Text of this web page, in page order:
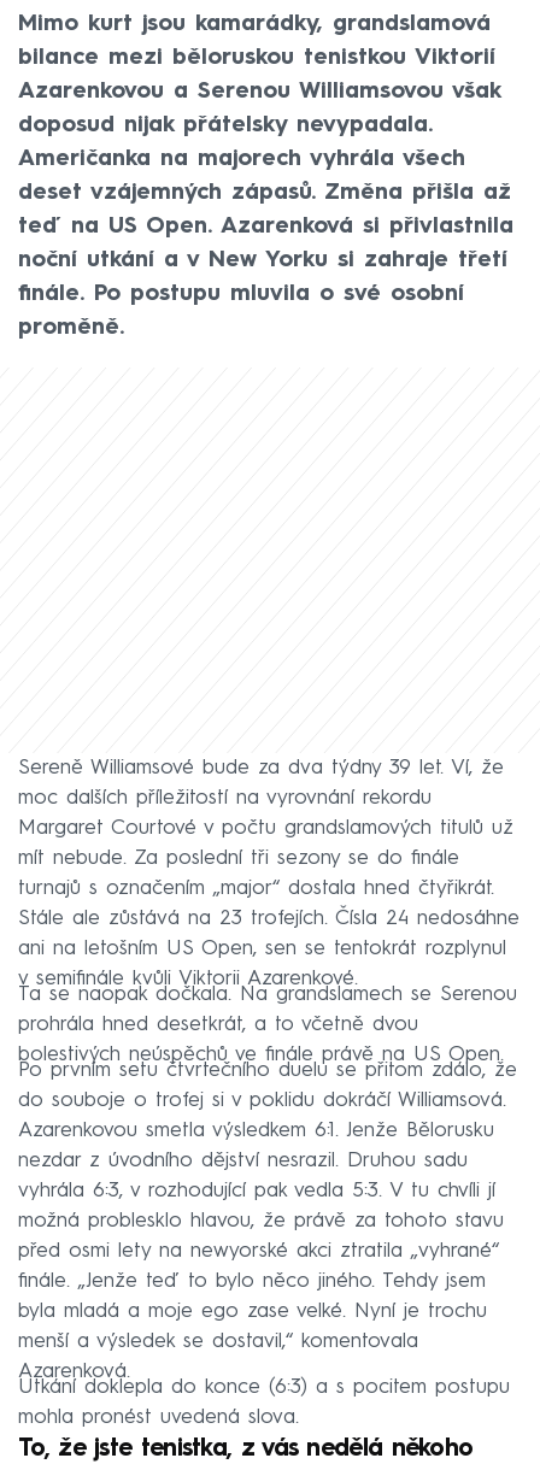
Mimo kurt jsou kamarádky, grandslamová
bilance mezi běloruskou tenistkou Viktorií
Azarenkovou a Serenou Williamsovou však
doposud nijak přátelsky nevypadala.
Američanka na majorech vyhrála všech
deset vzájemných zápasů. Změna přišla až
teď na US Open. Azarenková si přivlastnila
noční utkání a v New Yorku si zahraje třetí
finále. Po postupu mluvila o své osobní
proměně.
Sereně Williamsové bude za dva týdny 39 let. Ví, že
moc dalších příležitostí na vyrovnání rekordu
Margaret Courtové v počtu grandslamových titulů už
mít nebude. Za poslední tři sezony se do finále
turnajů s označením „major“ dostala hned čtyřikrát.
Stále ale zůstává na 23 trofejích. Čísla 24 nedosáhne
ani na letošním US Open, sen se tentokrát rozplynul
v semifinále kvůli Viktorii Azarenkové.
Ta se naopak dočkala. Na grandslamech se Serenou
prohrála hned desetkrát, a to včetně dvou
bolestivých neúspěchů ve finále právě na US Open.
Po prvním setu čtvrtečního duelu se přitom zdálo, že
do souboje o trofej si v poklidu dokráčí Williamsová.
Azarenkovou smetla výsledkem 6:1. Jenže Bělorusku
nezdar z úvodního dějství nesrazil. Druhou sadu
vyhrála 6:3, v rozhodující pak vedla 5:3. V tu chvíli jí
možná problesklo hlavou, že právě za tohoto stavu
před osmi lety na newyorské akci ztratila „vyhrané“
finále. „Jenže teď to bylo něco jiného. Tehdy jsem
byla mladá a moje ego zase velké. Nyní je trochu
menší a výsledek se dostavil,“ komentovala
Azarenková.
Utkání doklepla do konce (6:3) a s pocitem postupu
mohla pronést uvedená slova.
To, že jste tenistka, z vás nedělá někoho